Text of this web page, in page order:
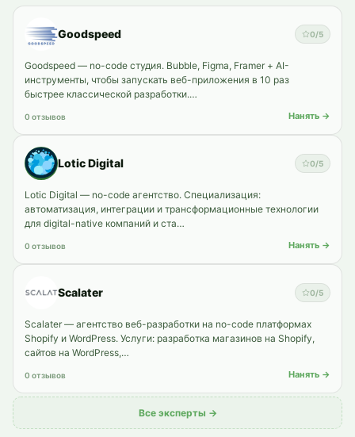
Goodspeed 0/5
Goodspeed — no-code студия. Bubble, Figma, Framer + AI-
инструменты, чтобы запускать веб-приложения в 10 раз
быстрее классической разработки.…
0 отзывов Нанять →
Lotic Digital 0/5
Lotic Digital — no-code агентство. Специализация:
автоматизация, интеграции и трансформационные технологии
для digital-native компаний и ста…
0 отзывов Нанять →
Scalater 0/5
Scalater — агентство веб-разработки на no-code платформах
Shopify и WordPress. Услуги: разработка магазинов на Shopify,
сайтов на WordPress,…
0 отзывов Нанять →
Все эксперты →